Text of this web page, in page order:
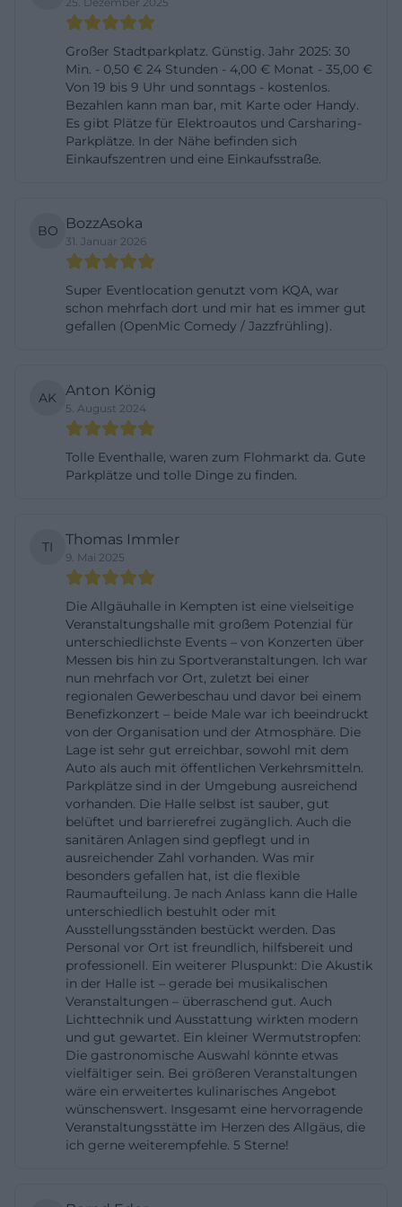
nennt der Veranstalter einen Grundpreis ohne Auto
von 6 Euro pro laufendem Meter bis 70 Zentimeter
Tiefe, 8 Euro pro laufendem Meter bis 140
Zentimeter Tiefe und eine Grundgebühr von 2 Euro
je Stand. Im Freigelände mit Auto gilt 8 Euro pro
laufendem Meter bei mindestens 3 Metern Aufbau,
Promotion 12 Euro pro laufendem Meter bis 140
Zentimeter Tiefe. Strom wird mit 2 Euro je 500 Watt
berechnet, Kinderstände sind bis 11 Jahre auf
maximal 1 mal 0,70 Meter für 3 Euro vorgesehen,
pro Familie ist nur ein Kinderstand zulässig. Für die
oder Kleiderständer müssen selbst mitgebracht
werden. Damit ist der Flohmarkt an der Allgäuhalle
organisiert geplantes Format mit großer
kempten))
Veranstaltungen, Hallen und Nutzung des Areals
Die Allgäuhalle ist heute Teil des Kempten Messe-
und Veranstaltungs-Betriebs, der laut städtischer
Eigenbetriebssatzung die Veranstaltungshäuser
Kornhaus, Allgäuhalle und Markthalle verwaltet,
betreibt und vermarktet. In einer städtischen
Präsentation wird das Areal weiter konkretisiert:
Halle I wird als Tierzuchthalle mit 250
Quadratmetern Vorführfläche und 350
Quadratmetern Tribüne beschrieben, Halle II als
Viehhalle beziehungsweise Kälberhalle mit 835
Quadratmetern. Für das Außenareal nennt die
Stadt 17.500 Quadratmeter, größtenteils
Parkflächen. Besonders wichtig für die aktuelle
Nutzung ist die Information aus der
Beschlussvorlage von 2023, dass Halle II aufgrund
der geschichtlichen Vergangenheit vorerst nur für
Veranstaltungen mit kulturhistorischem
Hintergrund vermietet werden soll. Gleichzeitig
wird den Flohmarktveranstaltern wegen der über
40jährigen Markttradition weiterhin die Möglichkeit
gegeben, dort zu veranstalten. Das erklärt, warum
die Suchbegriffe Allgäuhalle Veranstaltungen,
Allgäuhalle ausstellung und Allgäuhalle Gelände so
([ratsinfo.kempten.de]
Großer Stadtparkplatz. Günstig. Jahr 2025: 30
Min. - 0,50 € 24 Stunden - 4,00 € Monat - 35,00 €
Von 19 bis 9 Uhr und sonntags - kostenlos.
Bezahlen kann man bar, mit Karte oder Handy.
Es gibt Plätze für Elektroautos und Carsharing-
Parkplätze. In der Nähe befinden sich
Einkaufszentren und eine Einkaufsstraße.
BO BozzAsoka
31. Januar 2026
Super Eventlocation genutzt vom KQA, war
schon mehrfach dort und mir hat es immer gut
gefallen (OpenMic Comedy / Jazzfrühling).
AK Anton König
5. August 2024
Tolle Eventhalle, waren zum Flohmarkt da. Gute
Parkplätze und tolle Dinge zu finden.
TI Thomas Immler
9. Mai 2025
Die Allgäuhalle in Kempten ist eine vielseitige
Veranstaltungshalle mit großem Potenzial für
unterschiedlichste Events – von Konzerten über
Messen bis hin zu Sportveranstaltungen. Ich war
nun mehrfach vor Ort, zuletzt bei einer
regionalen Gewerbeschau und davor bei einem
Benefizkonzert – beide Male war ich beeindruckt
von der Organisation und der Atmosphäre. Die
Lage ist sehr gut erreichbar, sowohl mit dem
Auto als auch mit öffentlichen Verkehrsmitteln.
Parkplätze sind in der Umgebung ausreichend
vorhanden. Die Halle selbst ist sauber, gut
belüftet und barrierefrei zugänglich. Auch die
sanitären Anlagen sind gepflegt und in
ausreichender Zahl vorhanden. Was mir
besonders gefallen hat, ist die flexible
Raumaufteilung. Je nach Anlass kann die Halle
unterschiedlich bestuhlt oder mit
Ausstellungsständen bestückt werden. Das
Personal vor Ort ist freundlich, hilfsbereit und
professionell. Ein weiterer Pluspunkt: Die Akustik
in der Halle ist – gerade bei musikalischen
Veranstaltungen – überraschend gut. Auch
Lichttechnik und Ausstattung wirkten modern
und gut gewartet. Ein kleiner Wermutstropfen:
Die gastronomische Auswahl könnte etwas
vielfältiger sein. Bei größeren Veranstaltungen
wäre ein erweitertes kulinarisches Angebot
wünschenswert. Insgesamt eine hervorragende
Veranstaltungsstätte im Herzen des Allgäus, die
ich gerne weiterempfehle. 5 Sterne!